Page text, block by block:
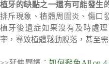
植牙的缺點之一還有可能發生
排斥現象、植體周圍炎、傷口
植牙後遺症如果沒有及時處
率，導致植體鬆動脫落，甚至